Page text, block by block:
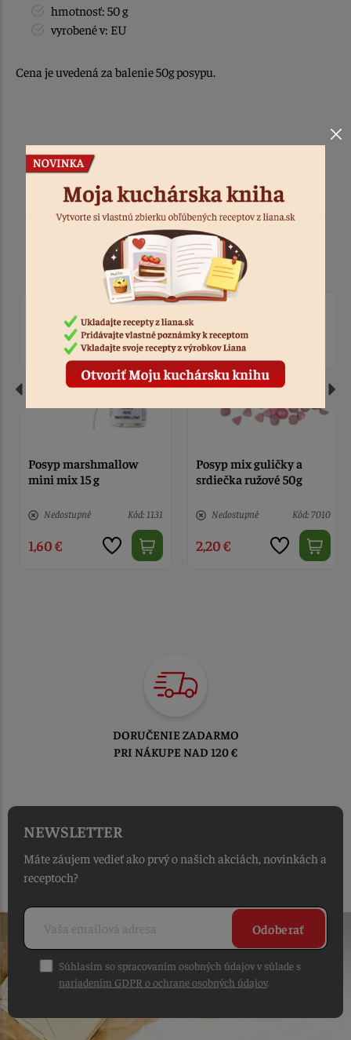
hmotnosť: 50 g
vyrobené v: EU
Cena je uvedená za balenie 50g posypu.
Podobné produkty
Posyp mix guličky a
srdiečka ružové 50g
Nedostupné Kód: 7010
2,20 €
Posyp perličky modré
mix 50 g
> 10 Kód: 1000
2,40 €
TOVAR ODOSIELAME
DO 1-2 PRACOVNÝCH DNÍ
NEWSLETTER
Máte záujem vedieť ako prvý o našich akciách, novinkách a
receptoch?
Odoberať
Súhlasím so spracovaním osobných údajov v súlade s
nariadením GDPR o ochrane osobných údajov.